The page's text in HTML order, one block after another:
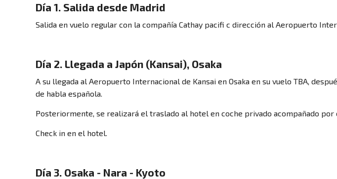
Día 1. Salida desde Madrid
Salida en vuelo regular con la compañía Cathay pacifi c dirección al Aeropuerto
Día 2. Llegada a Japón (Kansai), Osaka
A su llegada al Aeropuerto Internacional de Kansai en Osaka en su vuelo TBA,
de habla española.
Posteriormente, se realizará el traslado al hotel en coche privado acompañado por
Check in en el hotel.
Día 3. Osaka - Nara - Kyoto